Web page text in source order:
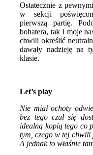
Ostatecznie z
w sekcji
pierwszą partię.
bohatera, tak i moje
chwili określić
dawały nadzieję na
klasie.
Let’s play
Nie miał ochoty
bez tego czuł się
idealną kopią tego co
tym, czego w tej chwili
A jednak to właśnie